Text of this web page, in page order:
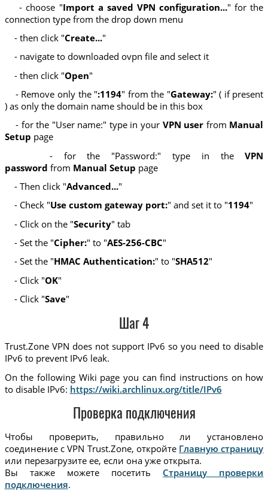
- choose "Import a saved VPN configuration..." for the
connection type from the drop down menu
- then click "Create..."
- navigate to downloaded ovpn file and select it
- then click "Open"
- Remove only the ":1194" from the "Gateway:" ( if present
) as only the domain name should be in this box
- for the "User name:" type in your VPN user from Manual
Setup page
- for the "Password:" type in theVPN
password from Manual Setup page
- Then click "Advanced..."
- Check "Use custom gateway port:" and set it to "1194"
- Click on the "Security" tab
- Set the "Cipher:" to "AES-256-CBC"
- Set the "HMAC Authentication:" to "SHA512"
- Click "OK"
- Click "Save"
Шаг 4
Trust.Zone VPN does not support IPv6 so you need to disable
IPv6 to prevent IPv6 leak.
On the following Wiki page you can find instructions on how
to disable IPv6: https://wiki.archlinux.org/title/IPv6
Проверка подключения
Чтобы проверить, правильно ли установлено
соединение с VPN Trust.Zone, откройте Главную страницу
или перезагрузите ее, если она уже открыта.
Вы также можете посетить Страницу проверки
подключения.